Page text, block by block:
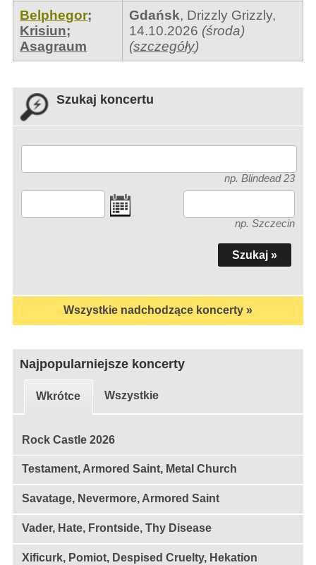
Belphegor;
Krisiun;
Asagraum
Gdańsk, Drizzly Grizzly,
14.10.2026 (środa)
(szczegóły)
Szukaj koncertu
np. Blindead 23
np. Szczecin
Wszystkie nadchodzące koncerty »
Najpopularniejsze koncerty
Wkrótce Wszystkie
Rock Castle 2026
Testament, Armored Saint, Metal Church
Savatage, Nevermore, Armored Saint
Vader, Hate, Frontside, Thy Disease
Xificurk, Pomiot, Despised Cruelty, Hekation